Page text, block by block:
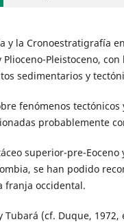
y la Cronoestratigrafía
Pleistoceno,
sedimentarios y
fenómenos
probablemente
superior-pre-
se han podido
franja occidental.
Tubará (cf. Duque,